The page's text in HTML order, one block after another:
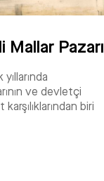
Mallar Pazarı
ve devletçi
biri